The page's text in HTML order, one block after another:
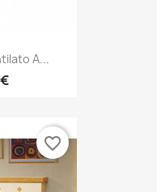
A...
favorite_border